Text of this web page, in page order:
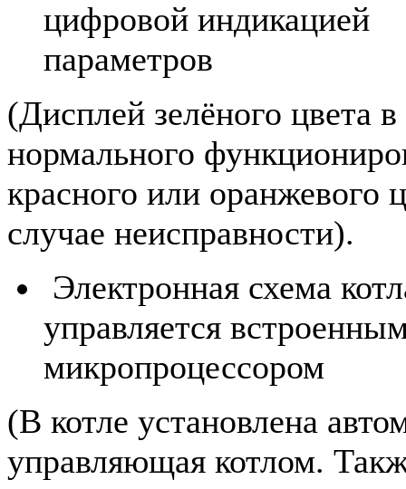
цифровой индикацией
параметров
(Дисплей зелёного цвета в
нормального
красного или оранжевого
случае неисправности).
Электронная схема
управляется
микропроцессором
(В котле установлена
управляющая котлом.